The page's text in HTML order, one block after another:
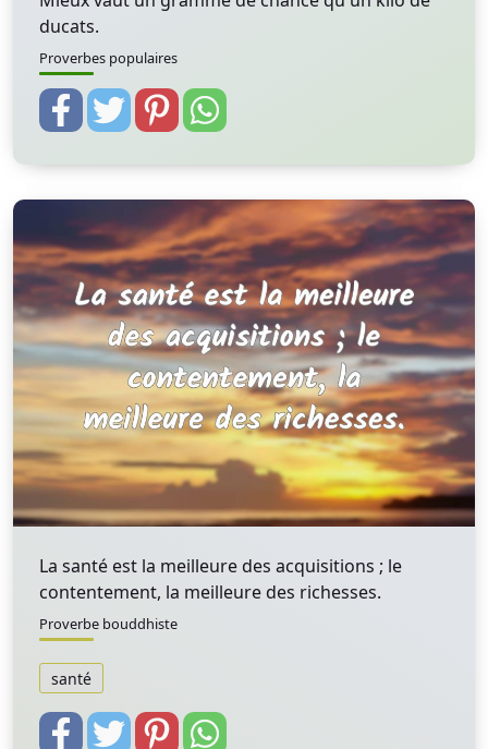
ducats.
Proverbes populaires
La santé est la meilleure des acquisitions ; le
contentement, la meilleure des richesses.
Proverbe bouddhiste
santé